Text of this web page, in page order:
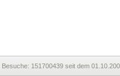
Besuche: 151700439 seit dem